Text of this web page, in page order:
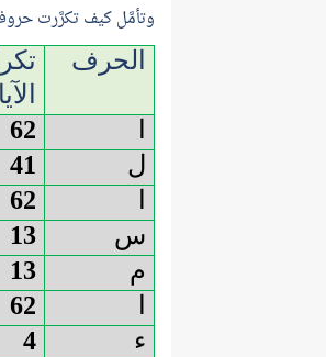
وتأمَّل كيف تكرَّرت
الحرف
62
ل
41
62
س
13
م
13
62
ء
4